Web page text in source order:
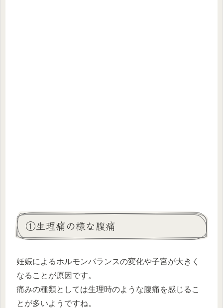
①生理痛の様な腹痛
妊娠によるホルモンバランスの変化や子宮が大きく
なることが原因です。
痛みの種類としては生理時のような腹痛を感じるこ
とが多いようですね。